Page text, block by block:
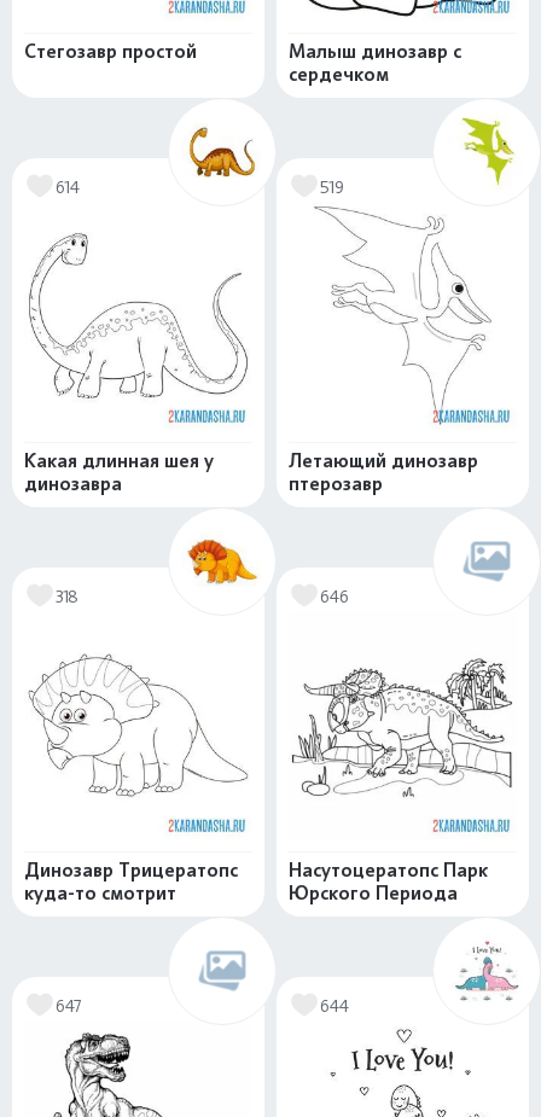
Стегозавр простой
Малыш динозавр с
сердечком
614
Какая длинная шея у
динозавра
519
Летающий динозавр
птерозавр
318
Динозавр Трицератопс
куда-то смотрит
646
Насутоцератопс Парк
Юрского Периода
647 644